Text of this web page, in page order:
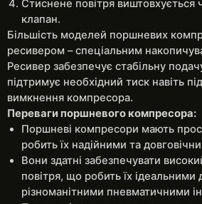
Стиснене повітря виштовхується
клапан.
Більшість моделей поршневих
ресивером – спеціальним
Ресивер забезпечує стабільну
підтримує необхідний тиск навіть
вимкнення компресора.
Переваги поршневого компресора:
Поршневі компресори мають
робить їх надійними та
Вони здатні забезпечувати
повітря, що робить їх ідеальними
різноманітними пневматичними